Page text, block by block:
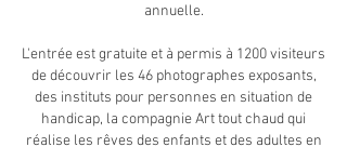
annuelle.
L'entrée est gratuite et à permis à 1200 visiteurs
de découvrir les 46 photographes exposants,
des instituts pour personnes en situation de
handicap, la compagnie Art tout chaud qui
réalise les rêves des enfants et des adultes en